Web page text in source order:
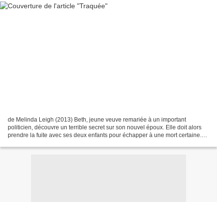
de Melinda Leigh (2013) Beth, jeune veuve remariée à un important
politicien, découvre un terrible secret sur son nouvel époux. Elle doit alors
prendre la fuite avec ses deux enfants pour échapper à une mort certaine.